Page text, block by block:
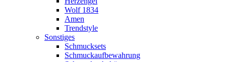
Wolf 1834
Amen
Trendstyle
Sonstiges
Schmucksets
Schmuckaufbewahrung